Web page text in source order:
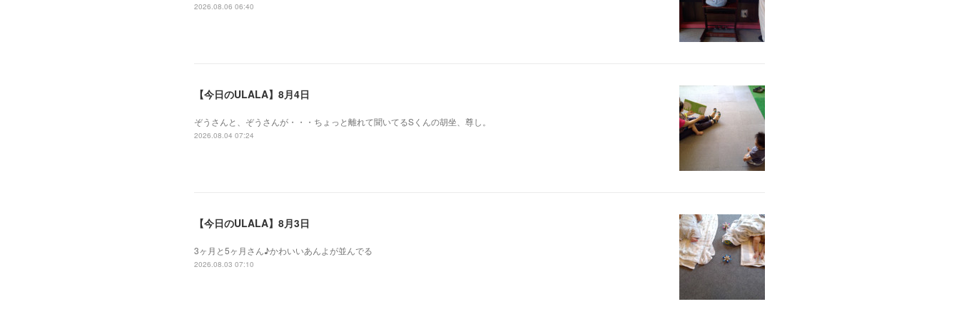
2026.08.06 06:40
【今日のULALA】8月4日
ぞうさんと、ぞうさんが・・・ちょっと離れて聞いてるSくんの胡坐、尊し。
2026.08.04 07:24
【今日のULALA】8月3日
3ヶ月と5ヶ月さん♪かわいいあんよが並んでる
2026.08.03 07:10